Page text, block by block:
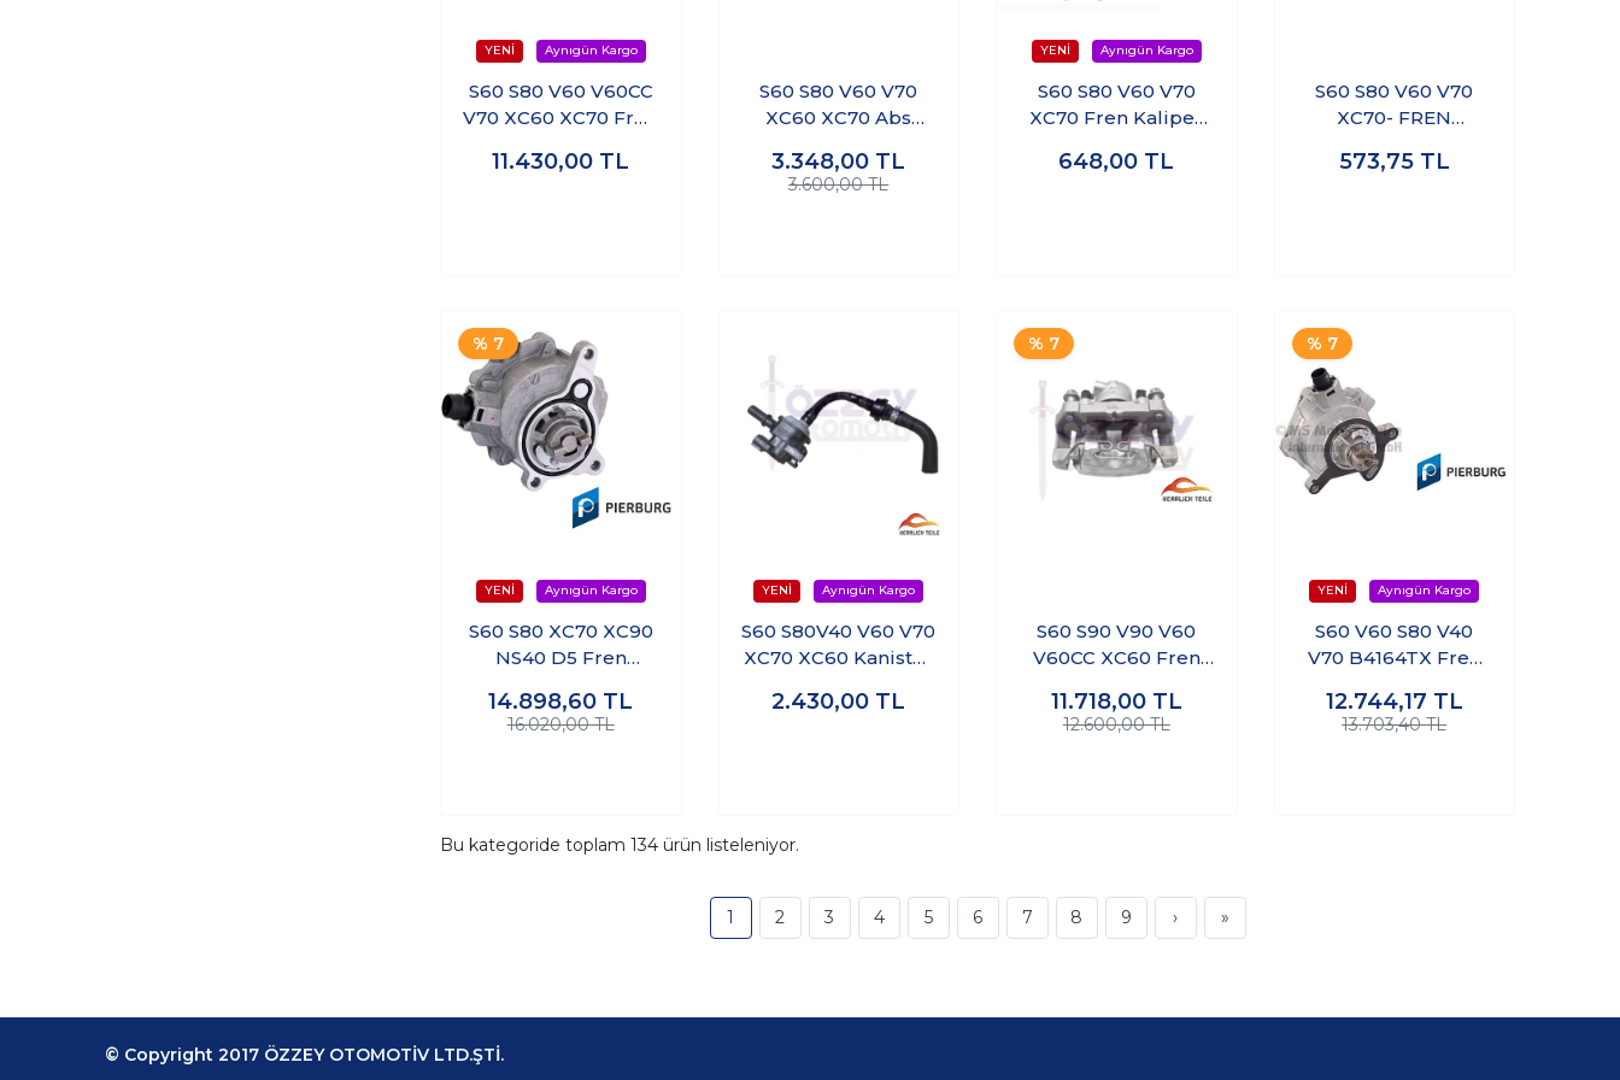
S60 S80 V60 V60CC
V70 XC60 XC70 Fren
11.430,00 TL
S60 S80 V60 V70
XC60 XC70 Abs
3.348,00 TL
3.600,00 TL
S60 S80 V60 V70
XC70 Fren Kaliper
648,00 TL
S60 S80 V60 V70
XC70- FREN
SOL
573,75 TL
% 7
S60 S80 XC70 XC90
NS40 D5 Fren
14.898,60 TL
16.020,00 TL
S60 S80V40 V60 V70
XC70 XC60 Kanister
2.430,00 TL
% 7
S60 S90 V90 V60
V60CC XC60 Fren
11.718,00 TL
12.600,00 TL
% 7
S60 V60 S80 V40
V70 B4164TX Fren
12.744,17 TL
13.703,40 TL
Bu kategoride toplam 134 ürün listeleniyor.
1 2 3 4 5 6 7 8 9 › »
© Copyright 2017 ÖZZEY OTOMOTİV LTD.ŞTİ.